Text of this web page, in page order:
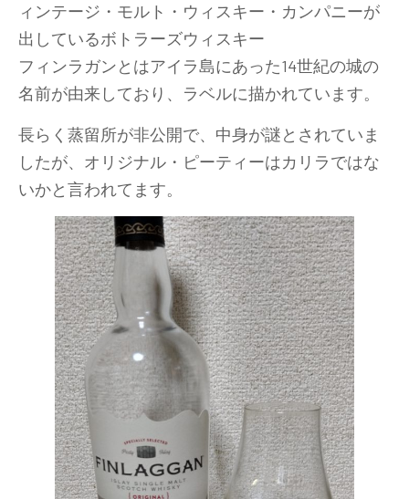
ィンテージ・モルト・ウィスキー・カンパニーが
出しているボトラーズウィスキー
フィンラガンとはアイラ島にあった14世紀の城の
名前が由来しており、ラベルに描かれています。
長らく蒸留所が非公開で、中身が謎とされていま
したが、オリジナル・ピーティーはカリラではな
いかと言われてます。